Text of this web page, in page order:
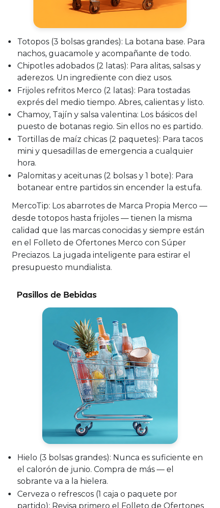
Totopos (3 bolsas grandes): La botana base. Para
nachos, guacamole y acompañante de todo.
Chipotles adobados (2 latas): Para alitas, salsas y
aderezos. Un ingrediente con diez usos.
Frijoles refritos Merco (2 latas): Para tostadas
exprés del medio tiempo. Abres, calientas y listo.
Chamoy, Tajín y salsa valentina: Los básicos del
puesto de botanas regio. Sin ellos no es partido.
Tortillas de maíz chicas (2 paquetes): Para tacos
mini y quesadillas de emergencia a cualquier
hora.
Palomitas y aceitunas (2 bolsas y 1 bote): Para
botanear entre partidos sin encender la estufa.
MercoTip: Los abarrotes de Marca Propia Merco —
desde totopos hasta frijoles — tienen la misma
calidad que las marcas conocidas y siempre están
en el Folleto de Ofertones Merco con Súper
Preciazos. La jugada inteligente para estirar el
presupuesto mundialista.
Pasillos de Bebidas
Hielo (3 bolsas grandes): Nunca es suficiente en
el calorón de junio. Compra de más — el
sobrante va a la hielera.
Cerveza o refrescos (1 caja o paquete por
partido): Revisa primero el Folleto de Ofertones